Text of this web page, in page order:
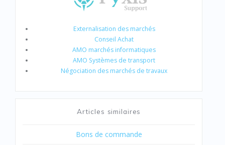
Externalisation des marchés
Conseil Achat
AMO marchés informatiques
AMO Systèmes de transport
Négociation des marchés de travaux
Articles similaires
Bons de commande